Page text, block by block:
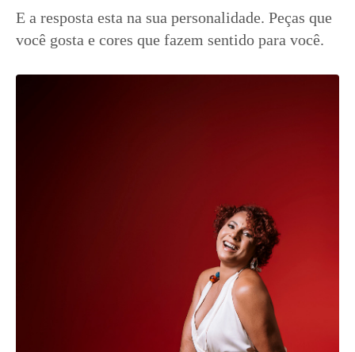
E a resposta esta na sua personalidade. Peças que
você gosta e cores que fazem sentido para você.